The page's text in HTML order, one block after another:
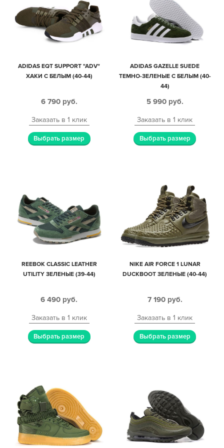
ADIDAS EQT SUPPORT "ADV"
ХАКИ С БЕЛЫМ (40-44)
6 790 руб.
Заказать в 1 клик
Выбрать размер
ADIDAS GAZELLE SUEDE
ТЕМНО-ЗЕЛЕНЫЕ С БЕЛЫМ (40-
44)
5 990 руб.
Заказать в 1 клик
Выбрать размер
REEBOK CLASSIC LEATHER
UTILITY ЗЕЛЕНЫЕ (39-44)
6 490 руб.
Заказать в 1 клик
Выбрать размер
NIKE AIR FORCE 1 LUNAR
DUCKBOOT ЗЕЛЕНЫЕ (40-44)
7 190 руб.
Заказать в 1 клик
Выбрать размер